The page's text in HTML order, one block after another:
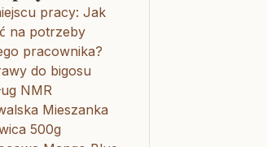
pracy: Jak
na potrzeby
pracownika?
do bigosu
NMR
Mieszanka
500g